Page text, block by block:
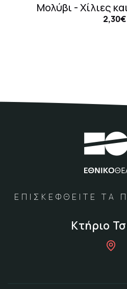
Μολύβι - Χίλιες
2,30€
ΕΠΙΣΚΕΦΘΕΙΤΕ ΤΑ
Κτήριο